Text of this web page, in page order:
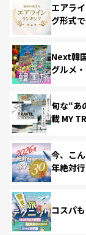
エアラ
グ形式
Next韓
グルメ
旬な“あ
載 MY
今、こ
年絶対
コスパ